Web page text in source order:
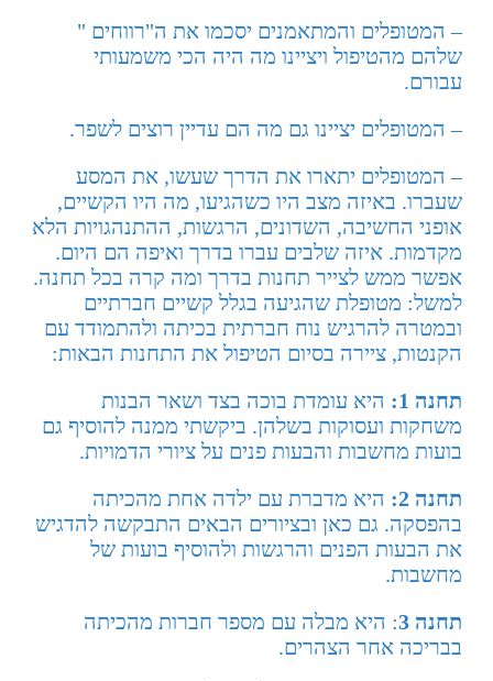
– המטופלים והמתאמנים יסכמו את ה"רווחים "
שלהם מהטיפול ויציינו מה היה הכי משמעותי
עבורם.
– המטופלים יציינו גם מה הם עדיין רוצים לשפר.
– המטופלים יתארו את הדרך שעשו, את המסע
שעברו. באיזה מצב היו כשהגיעו, מה היו הקשיים,
אופני החשיבה, השדונים, הרגשות, ההתנהגויות הלא
מקדמות. איזה שלבים עברו בדרך ואיפה הם היום.
אפשר ממש לצייר תחנות בדרך ומה קרה בכל תחנה.
למשל: מטופלת שהגיעה בגלל קשיים חברתיים
ובמטרה להרגיש נוח חברתית בכיתה ולהתמודד עם
הקנטות, ציירה בסיום הטיפול את התחנות הבאות:
תחנה 1:
היא עומדת בוכה בצד ושאר הבנות
משחקות ועסוקות בשלהן. ביקשתי ממנה להוסיף גם
בועות מחשבות והבעות פנים על ציורי הדמויות.
תחנה 2:
היא מדברת עם ילדה אחת מהכיתה
בהפסקה. גם כאן ובציורים הבאים התבקשה להדגיש
את הבעות הפנים והרגשות ולהוסיף בועות של
מחשבות.
תחנה 3
: היא מבלה עם מספר חברות מהכיתה
בבריכה אחר הצהרים.